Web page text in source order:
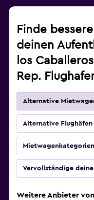
Finde
deinen
los
Rep.
Alternative
Alternative Flughäfen
Mietwagenkategorien
Vervollständige
Weitere Anbieter